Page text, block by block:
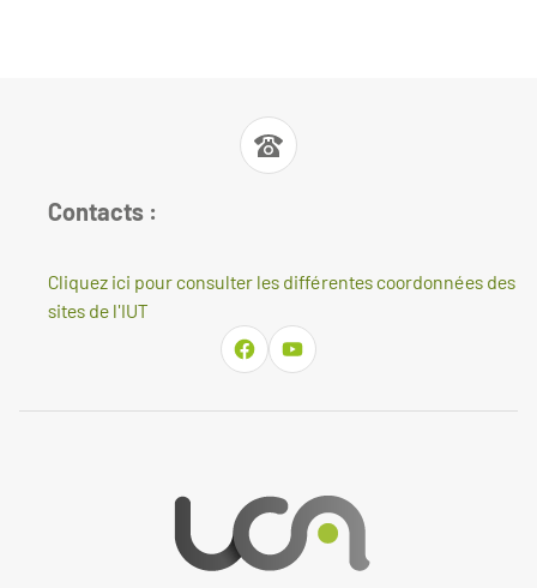
Contacts :
Cliquez ici pour consulter les différentes coordonnées des
sites de l'IUT